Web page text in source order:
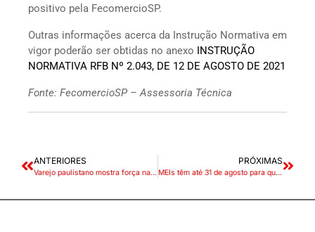
positivo pela FecomercioSP.
Outras informações acerca da Instrução Normativa em
vigor poderão ser obtidas no anexo INSTRUÇÃO
NORMATIVA RFB Nº 2.043, DE 12 DE AGOSTO DE 2021
Fonte: FecomercioSP – Assessoria Técnica
ANTERIORES
Varejo paulistano mostra força na primeira metade de agosto
PRÓXIMAS
MEIs têm até 31 de agosto para quitar ou parcelar impostos atrasados